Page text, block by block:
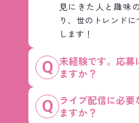
見にきた人と趣味
り、世のトレンド
します！
Q 未経験です。応募
ますか？
A
18歳以上でやる気が
能です！
Q ライブ配信に必要
ますか？